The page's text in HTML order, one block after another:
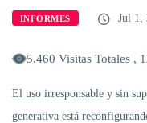
INFORMES Jul 1,
5.460 Visitas Totales ,
El uso irresponsable y sin
generativa está